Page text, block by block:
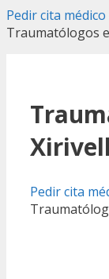
Pedir cita médico
Traumatólogos
Pedir cita